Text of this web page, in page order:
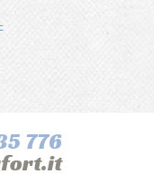
776